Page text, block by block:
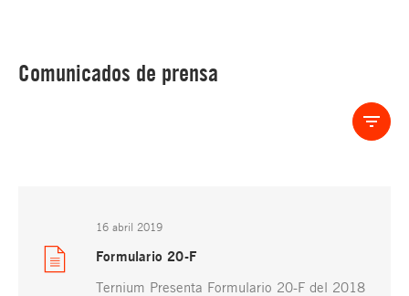
Comunicados de prensa
16 abril 2019
Formulario 20-F
Ternium Presenta Formulario 20-F del 2018